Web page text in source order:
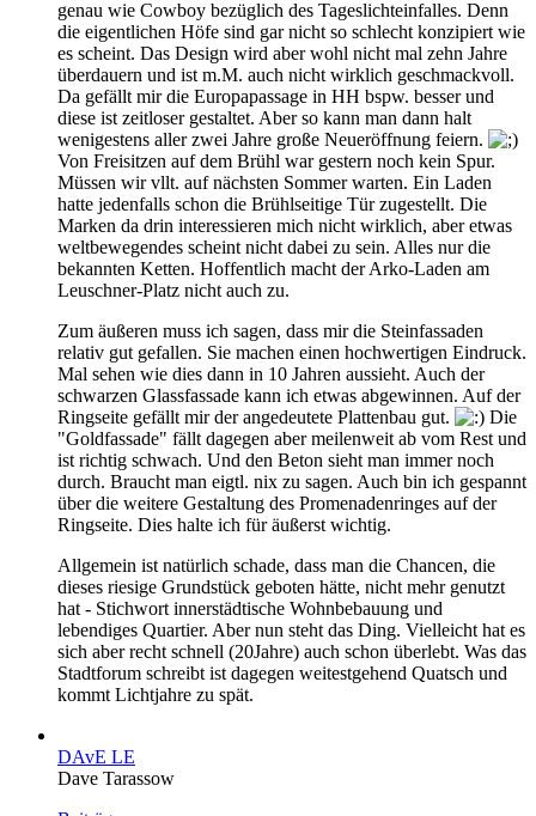
genau wie Cowboy bezüglich des Tageslichteinfalles. Denn
die eigentlichen Höfe sind gar nicht so schlecht konzipiert wie
es scheint. Das Design wird aber wohl nicht mal zehn Jahre
überdauern und ist m.M. auch nicht wirklich geschmackvoll.
Da gefällt mir die Europapassage in HH bspw. besser und
diese ist zeitloser gestaltet. Aber so kann man dann halt
wenigestens aller zwei Jahre große Neueröffnung feiern.
Von Freisitzen auf dem Brühl war gestern noch kein Spur.
Müssen wir vllt. auf nächsten Sommer warten. Ein Laden
hatte jedenfalls schon die Brühlseitige Tür zugestellt. Die
Marken da drin interessieren mich nicht wirklich, aber etwas
weltbewegendes scheint nicht dabei zu sein. Alles nur die
bekannten Ketten. Hoffentlich macht der Arko-Laden am
Leuschner-Platz nicht auch zu.
Zum äußeren muss ich sagen, dass mir die Steinfassaden
relativ gut gefallen. Sie machen einen hochwertigen Eindruck.
Mal sehen wie dies dann in 10 Jahren aussieht. Auch der
schwarzen Glassfassade kann ich etwas abgewinnen. Auf der
Ringseite gefällt mir der angedeutete Plattenbau gut.
Die
"Goldfassade" fällt dagegen aber meilenweit ab vom Rest und
ist richtig schwach. Und den Beton sieht man immer noch
durch. Braucht man eigtl. nix zu sagen. Auch bin ich gespannt
über die weitere Gestaltung des Promenadenringes auf der
Ringseite. Dies halte ich für äußerst wichtig.
Allgemein ist natürlich schade, dass man die Chancen, die
dieses riesige Grundstück geboten hätte, nicht mehr genutzt
hat - Stichwort innerstädtische Wohnbebauung und
lebendiges Quartier. Aber nun steht das Ding. Vielleicht hat es
sich aber recht schnell (20Jahre) auch schon überlebt. Was das
Stadtforum schreibt ist dagegen weitestgehend Quatsch und
kommt Lichtjahre zu spät.
DAvE LE
Dave Tarassow